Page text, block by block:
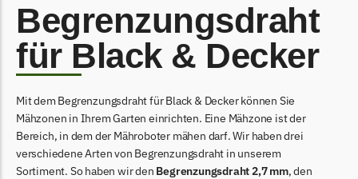
Ambrogio
Ambrogio Messer
Belrobotics
Belrobotics Messer
Begrenzungsdraht
Begrenzungsdraht
für Black & Decker
Mit dem Begrenzungsdraht für Black & Decker können Sie
Mähzonen in Ihrem Garten einrichten. Eine Mähzone ist der
Bereich, in dem der Mähroboter mähen darf. Wir haben drei
verschiedene Arten von Begrenzungsdraht in unserem
Sortiment. So haben wir den Begrenzungsdraht 2,7 mm, den